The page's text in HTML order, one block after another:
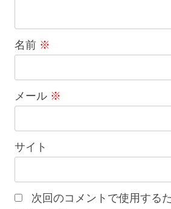
名前 ※
メール ※
サイト
次回のコメントで使用する